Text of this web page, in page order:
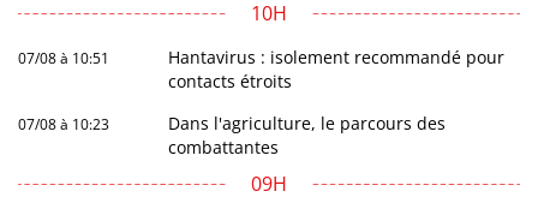
10H
07/08 à 10:51
Hantavirus : isolement recommandé pour
contacts étroits
07/08 à 10:23
Dans l'agriculture, le parcours des
combattantes
09H